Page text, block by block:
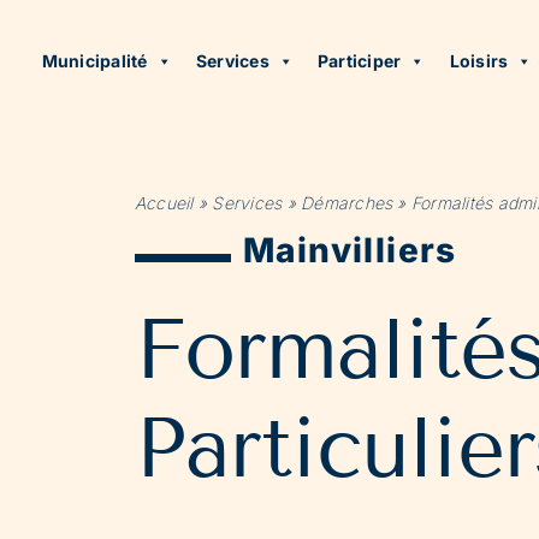
Municipalité Services Participer Loisirs
Accueil» Services» Démarches» Formalités
Mainvilliers